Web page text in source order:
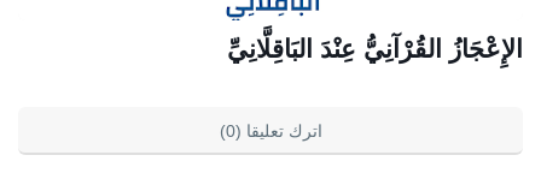
الإِعْجَازُ القُرْآنِيُّ عِنْدَ البَاقِلَّانِيِّ
اترك تعليقا (0)